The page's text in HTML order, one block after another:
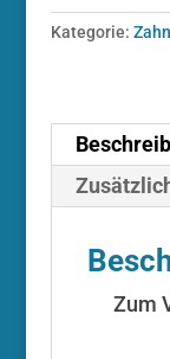
ELIXIR
5
MX
MGE012-
BRE00872
Menge
Kategorie:
Zum